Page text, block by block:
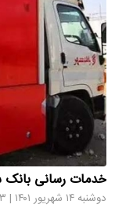
خدمات رسانی بانک
دوشنبه ۱۴ شهریور ۱۴۰۱ | ۹:۱۳